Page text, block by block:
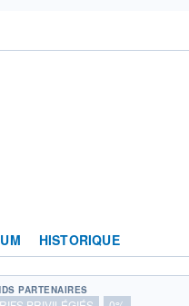
HISTORIQUE
PARTENAIRES